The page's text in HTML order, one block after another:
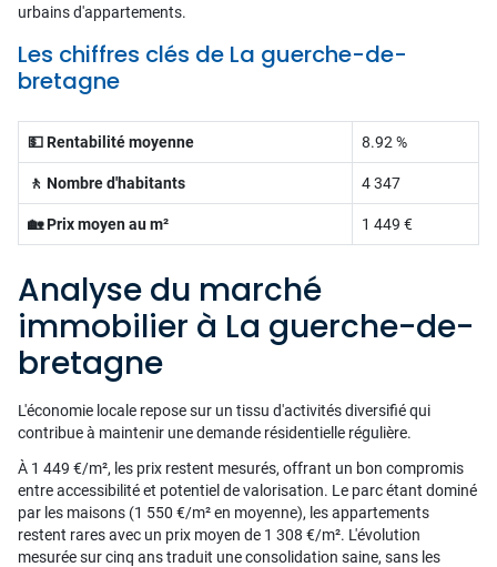
urbains d'appartements.
Les chiffres clés de La guerche-de-
bretagne
💵 Rentabilité moyenne 8.92 %
🚶 Nombre d'habitants 4 347
🏡 Prix moyen au m² 1 449 €
Analyse du marché
immobilier à La guerche-de-
bretagne
L'économie locale repose sur un tissu d'activités diversifié qui
contribue à maintenir une demande résidentielle régulière.
À 1 449 €/m², les prix restent mesurés, offrant un bon compromis
entre accessibilité et potentiel de valorisation. Le parc étant dominé
par les maisons (1 550 €/m² en moyenne), les appartements
restent rares avec un prix moyen de 1 308 €/m². L'évolution
mesurée sur cinq ans traduit une consolidation saine, sans les